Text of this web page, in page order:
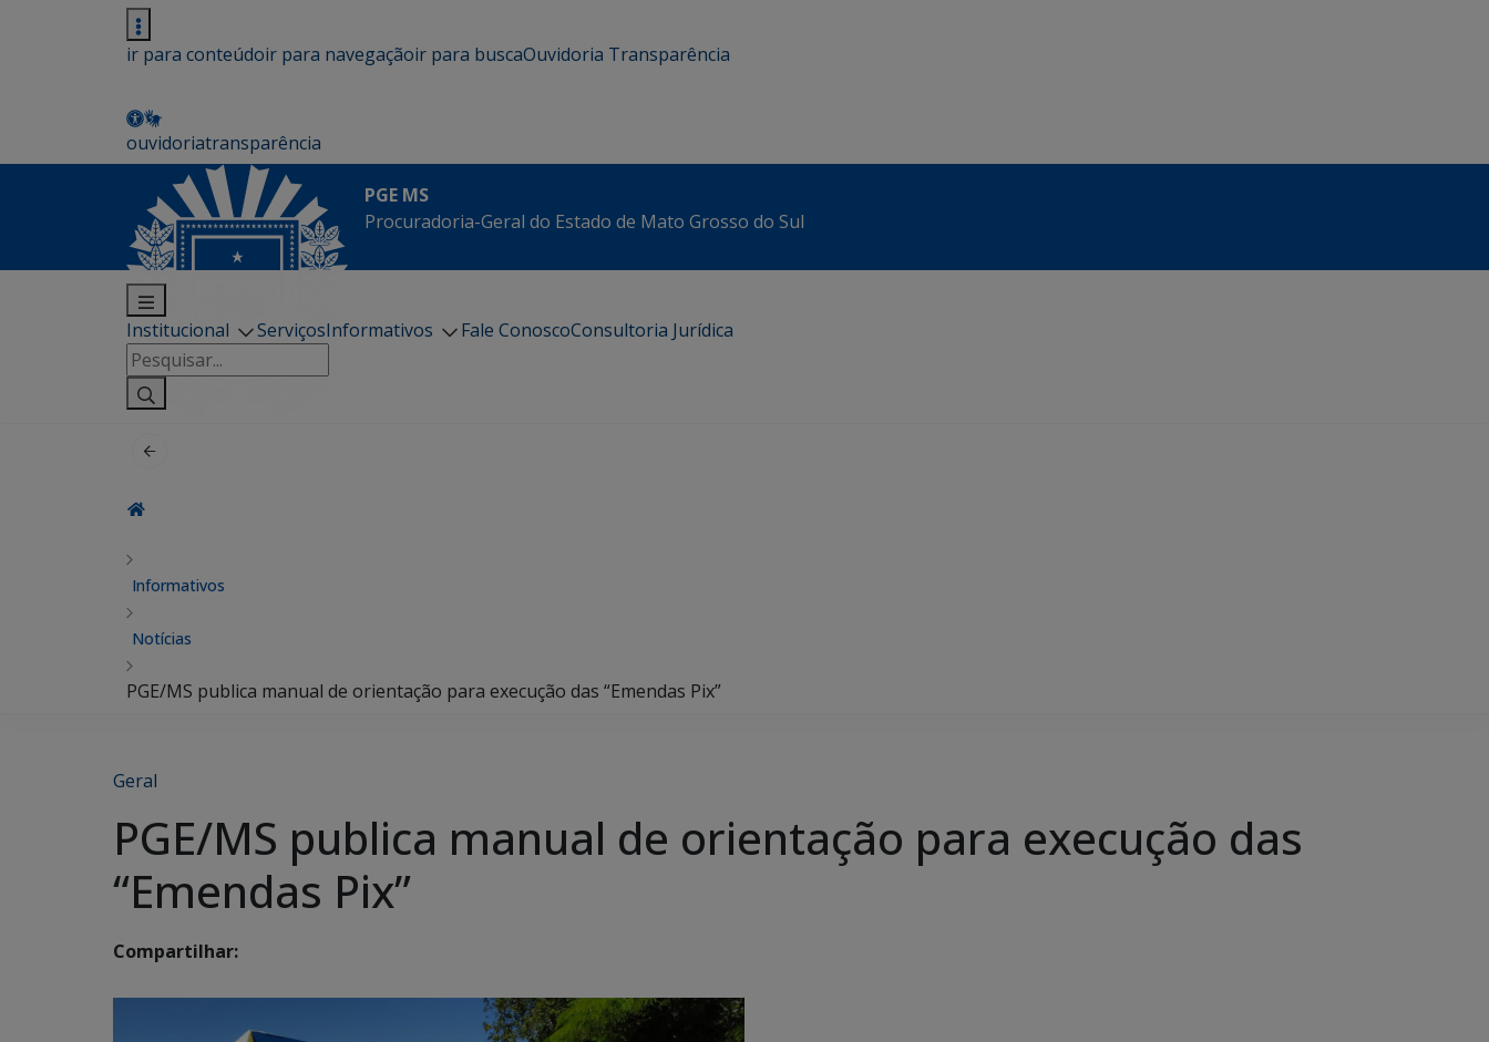
ir para conteúdoir para navegaçãoir para buscaOuvidoria Transparência
ouvidoriatransparência
PGE MS
Procuradoria-Geral do Estado de Mato Grosso do Sul
Institucional ServiçosInformativos Fale ConoscoConsultoria Jurídica
Pesquisar
por:
Informativos
Notícias
PGE/MS publica manual de orientação para execução das “Emendas Pix”
Geral
PGE/MS publica manual de orientação para execução das
“Emendas Pix”
Compartilhar: